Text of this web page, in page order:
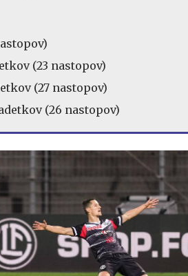
(23 nastopov)
(27 nastopov)
(26 nastopov)